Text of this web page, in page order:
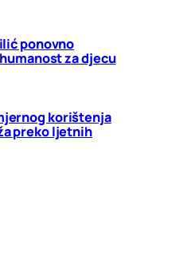
ponovno
za djecu
korištenja
preko ljetnih